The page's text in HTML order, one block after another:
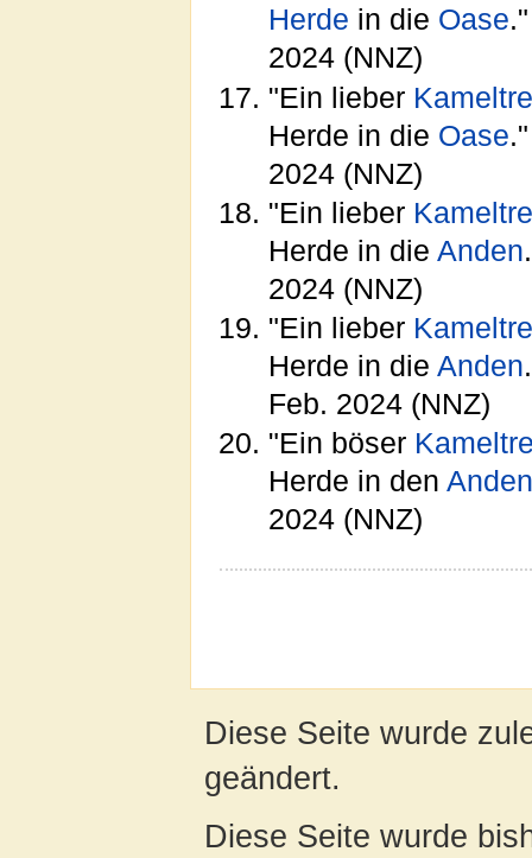
Herde in die Oase
2024 (NNZ)
"Ein lieber
Herde in die Oase
2024 (NNZ)
"Ein lieber
Herde in die Anden
2024 (NNZ)
"Ein lieber
Herde in die Anden
Feb. 2024 (NNZ)
"Ein böser
Herde in den Anden
2024 (NNZ)
Diese Seite wurde
geändert.
Diese Seite wurde